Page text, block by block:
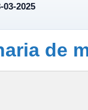
2025
de